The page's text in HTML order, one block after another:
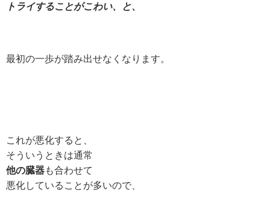
トライすることがこわい、と、
最初の一歩が踏み出せなくなります。
これが悪化すると、
そういうときは通常
他の臓器も合わせて
悪化していることが多いので、